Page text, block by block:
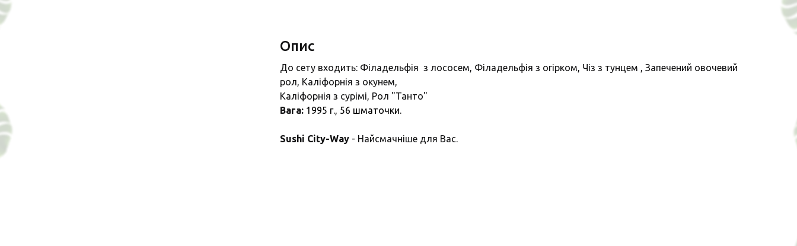
Опис
До сету входить: Філадельфія з лососем, Філадельфія з огірком, Чіз з тунцем , Запечений овочевий
рол, Каліфорнія з окунем,
Каліфорнія з сурімі, Рол "Танто"
Вага: 1995 г., 56 шматочки.
Sushi City-Way - Найсмачніше для Вас.